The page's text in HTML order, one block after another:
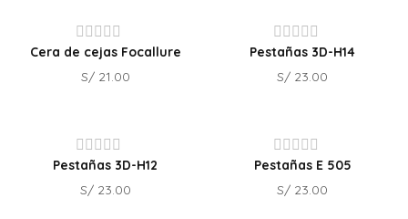
Rated
0
5
Cera de cejas Focallure
S/21.00
Rated
0
5
Pestañas 3D-H14
S/ 23.00
Rated
0
Pestañas 3D-H12
S/23.00
Rated
0
Pestañas E 505
S/ 23.00